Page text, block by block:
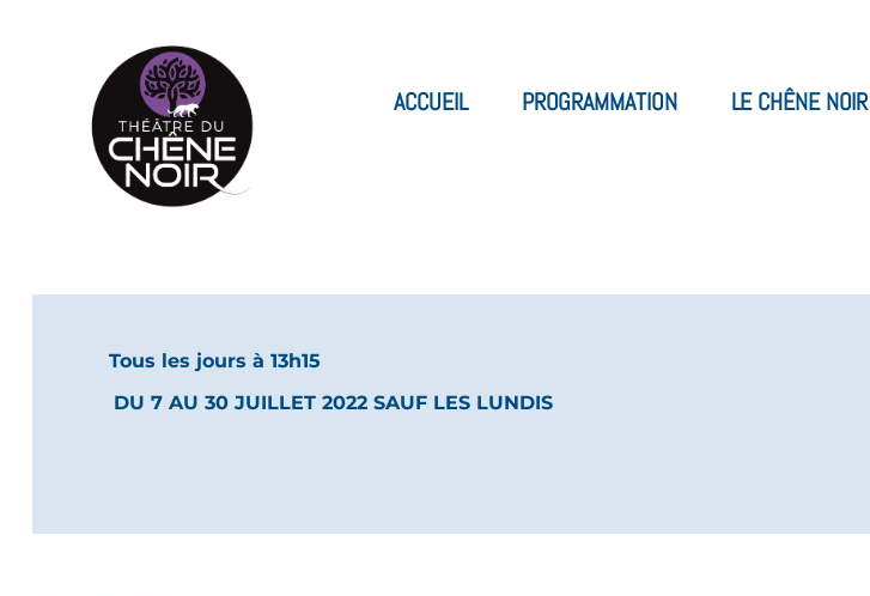
ACCUEIL PROGRAMMATION LE CHÊNE NOIR
Tous les jours à 13h15
DU 7 AU 30 JUILLET 2022 SAUF LES LUNDIS